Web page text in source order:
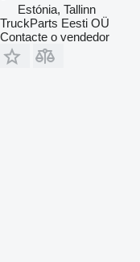
Estónia, Tallinn
TruckParts Eesti OÜ
Contacte o vendedor